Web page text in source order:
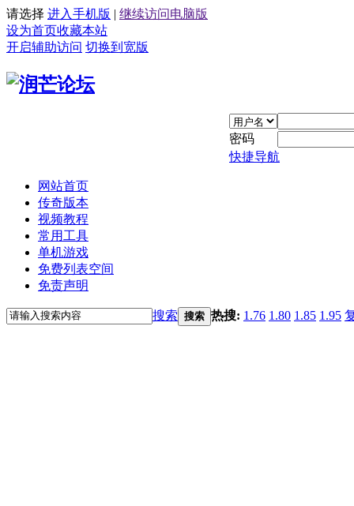
请选择 进入手机版 | 继续访问电脑版
设为首页收藏本站
开启辅助访问 切换到宽版
密码
快捷导航
网站首页
传奇版本
视频教程
常用工具
单机游戏
免费列表空间
免责声明
搜索 搜索 热搜: 1.76 1.80 1.85 1.95